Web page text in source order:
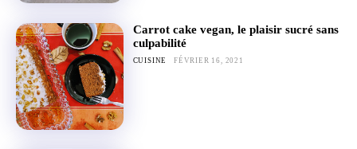
Carrot cake vegan, le plaisir sucré sans
culpabilité
CUISINE FÉVRIER 16, 2021